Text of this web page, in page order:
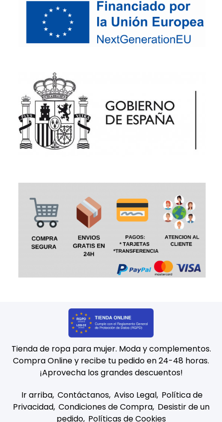
Tienda de ropa para mujer. Moda y complementos.
Compra Online y recibe tu pedido en 24-48 horas.
¡Aprovecha los grandes descuentos!
Ir arriba Contáctanos Aviso Legal Política de
Privacidad Condiciones de Compra Desistir de un
pedido Políticas de Cookies